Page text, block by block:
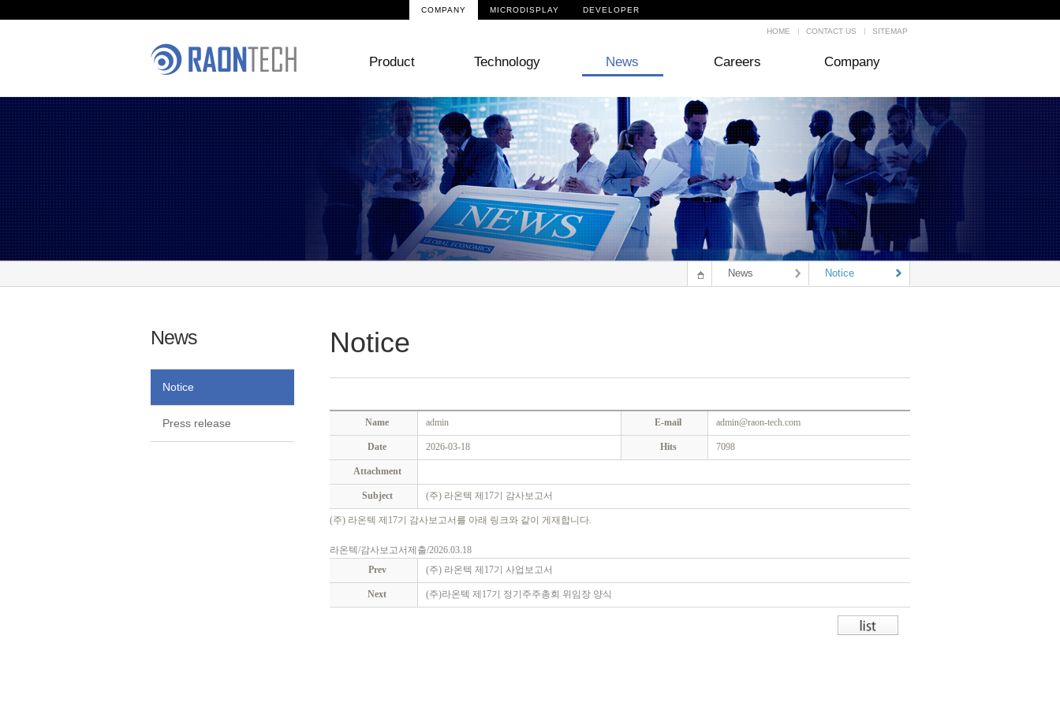
COMPANY MICRODISPLAY DEVELOPER
HOME CONTACT US SITEMAP
Product Technology News Careers Company
News Notice
News
Notice
Press release
Notice
Name admin E-mail admin@raon-tech.com
Date 2026-03-18 Hits 7098
Attachment
Subject (주) 라온텍 제17기 감사보고서
(주) 라온텍 제17기 감사보고서를 아래 링크와 같이 게재합니다.
라온텍/감사보고서제출/2026.03.18
Prev
(주) 라온텍 제17기 사업보고서
Next (주)라온텍 제17기 정기주주총회 위임장 양식